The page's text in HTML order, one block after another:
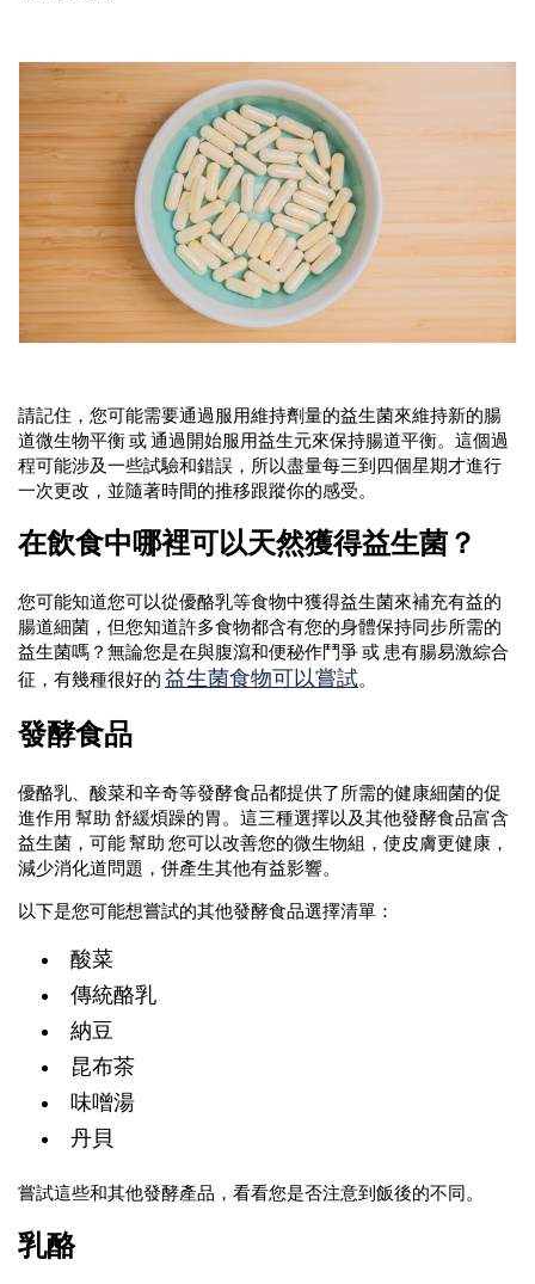
請記住，您可能需要通過服用維持劑量的益生菌來維持新的腸
道微生物平衡 或 通過開始服用益生元來保持腸道平衡。這個過
程可能涉及一些試驗和錯誤，所以盡量每三到四個星期才進行
一次更改，並隨著時間的推移跟蹤你的感受。
在飲食中哪裡可以天然獲得益生菌？
您可能知道您可以從優酪乳等食物中獲得益生菌來補充有益的
腸道細菌，但您知道許多食物都含有您的身體保持同步所需的
益生菌嗎？無論您是在與腹瀉和便秘作鬥爭 或 患有腸易激綜合
征，有幾種很好的 益生菌食物可以嘗試。
發酵食品
優酪乳、酸菜和辛奇等發酵食品都提供了所需的健康細菌的促
進作用 幫助 舒緩煩躁的胃。這三種選擇以及其他發酵食品富含
益生菌，可能 幫助 您可以改善您的微生物組，使皮膚更健康，
減少消化道問題，併產生其他有益影響。
以下是您可能想嘗試的其他發酵食品選擇清單：
酸菜
傳統酪乳
納豆
昆布茶
味噌湯
丹貝
嘗試這些和其他發酵產品，看看您是否注意到飯後的不同。
乳酪